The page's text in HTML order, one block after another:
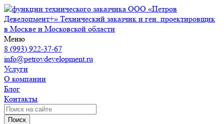
ООО «Петров
Девелопмент+» Технический заказчик и ген. проектировщик
в Москве и Московской области
Меню
8 (993) 922-37-67
info@petrovdevelopment.ru
Услуги
О компании
Блог
Контакты
Поиск